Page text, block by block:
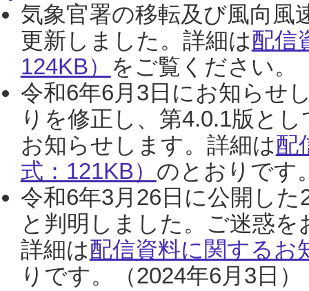
気象官署の移転及び風向風
更新しました。詳細は配信
124KB） をご覧ください。
令和6年6月3日にお知らせ
りを修正し、第4.0.1版と
お知らせします。詳細は配
式：121KB） のとおりです
令和6年3月26日に公開し
と判明しました。ご迷惑
詳細は配信資料に関するお
りです。（2024年6月3日）